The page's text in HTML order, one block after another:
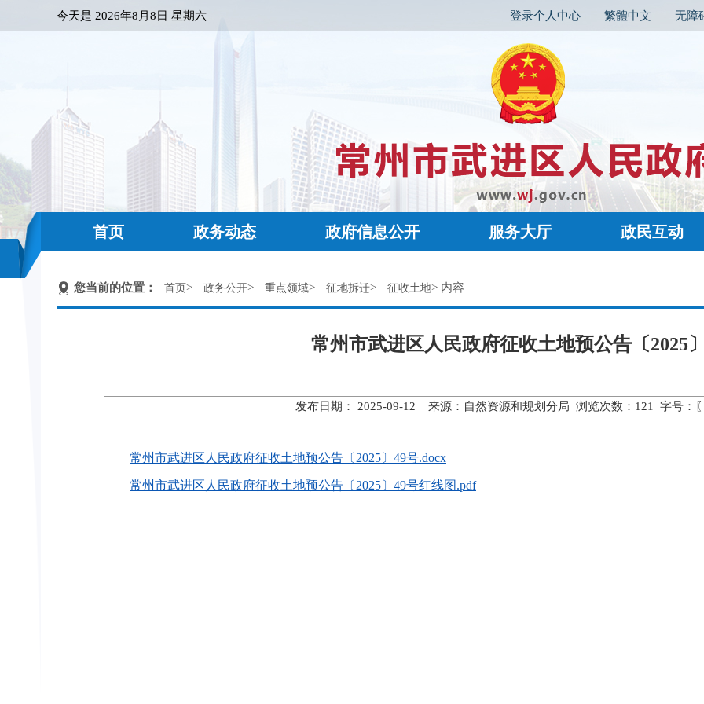
今天是 2026年8月8日 星期六 登录个人中心 繁體中文 无障
首页 政务动态 政府信息公开 服务大厅 政民互动
您当前的位置： 首页> 政务公开> 重点领域> 征地拆迁> 征收土地> 内容
常州市武进区人民政府征收土地预公告〔2025
发布日期： 2025-09-12 来源：自然资源和规划分局 浏览次数： 121 字号：〖
常州市武进区人民政府征收土地预公告〔2025〕49号.docx
常州市武进区人民政府征收土地预公告〔2025〕49号红线图.pdf